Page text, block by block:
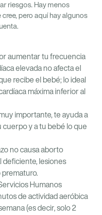
riesgos. Hay menos
pero aquí hay algunos
aumentar tu frecuencia
elevada no afecta el
recibe el bebé; lo ideal
máxima inferior al
importante, te ayuda a
cuerpo y a tu bebé lo que
no causa aborto
deficiente, lesiones
Humanos
de actividad aeróbica
(es decir, solo 2